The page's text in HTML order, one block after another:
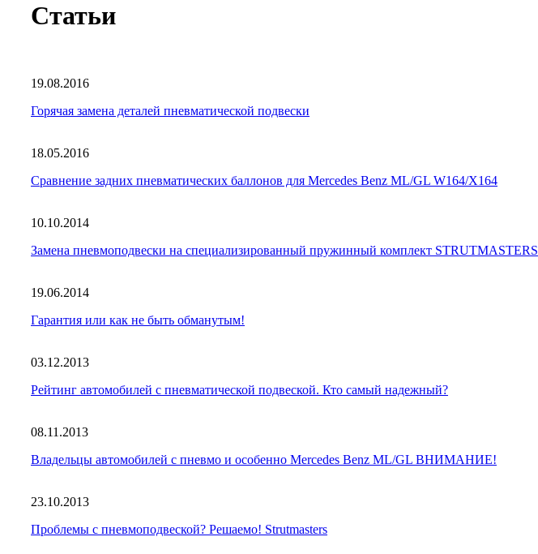
Статьи
19.08.2016
Горячая замена деталей пневматической подвески
18.05.2016
Сравнение задних пневматических баллонов для Mercedes Benz ML/GL W164/X164
10.10.2014
Замена пневмоподвески на специализированный пружинный комплект STRUTMASTERS
19.06.2014
Гарантия или как не быть обманутым!
03.12.2013
Рейтинг автомобилей с пневматической подвеской. Кто самый надежный?
08.11.2013
Владельцы автомобилей с пневмо и особенно Mercedes Benz ML/GL ВНИМАНИЕ!
23.10.2013
Проблемы с пневмоподвеской? Решаемо! Strutmasters